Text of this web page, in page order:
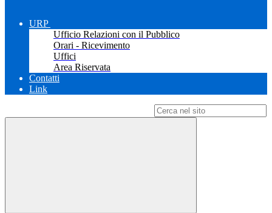
URP
Ufficio Relazioni con il Pubblico
Orari - Ricevimento
Uffici
Area Riservata
Contatti
Link